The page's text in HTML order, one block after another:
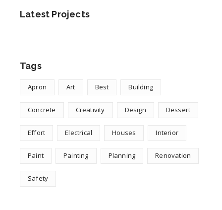
Latest Projects
Tags
Apron Art Best Building
Concrete Creativity Design Dessert
Effort Electrical Houses Interior
Paint Painting Planning Renovation
Safety